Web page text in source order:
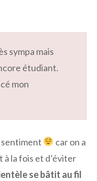
sympa mais
étudiant.
mon
sentiment
car on a
la fois et d’éviter
se bâtit au fil